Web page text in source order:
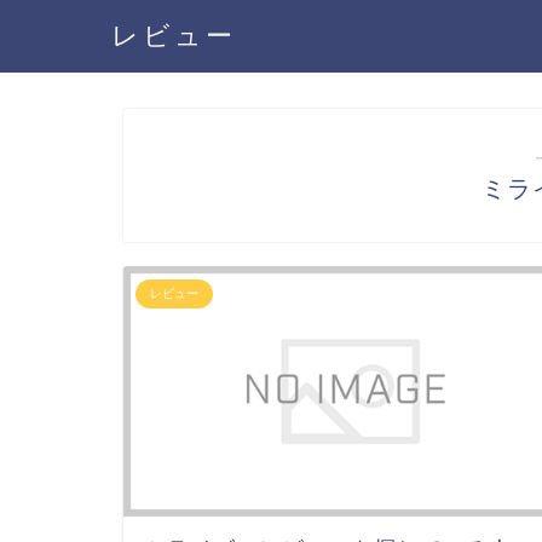
レビュー
ミラ
レビュー